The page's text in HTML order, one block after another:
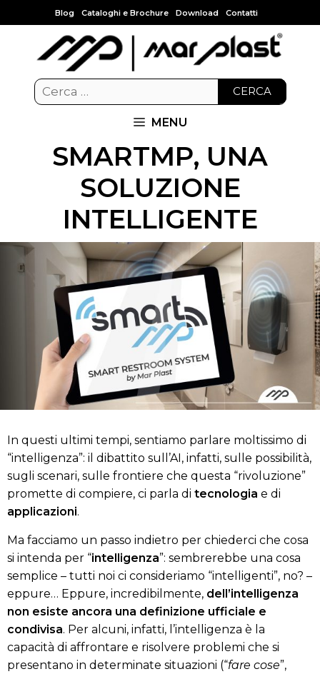
Blog Cataloghi e Brochure Download Contatti
CERCA
MENU
SMARTMP, UNA
SOLUZIONE
INTELLIGENTE
In questi ultimi tempi, sentiamo parlare moltissimo di
“intelligenza”: il dibattito sull’AI, infatti, sulle possibilità,
sugli scenari, sulle frontiere che questa “rivoluzione”
promette di compiere, ci parla di tecnologia e di
applicazioni.
Ma facciamo un passo indietro per chiederci che cosa
si intenda per “intelligenza”: sembrerebbe una cosa
semplice – tutti noi ci consideriamo “intelligenti”, no? –
eppure… Eppure, incredibilmente, dell’intelligenza
non esiste ancora una definizione ufficiale e
condivisa. Per alcuni, infatti, l’intelligenza è la
capacità di affrontare e risolvere problemi che si
presentano in determinate situazioni (“fare cose”,